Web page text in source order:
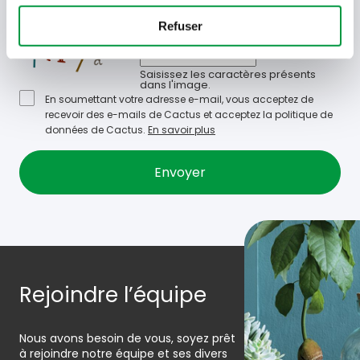
Refuser
Quel code est dans l'image ?
Saisissez les caractères présents
dans l'image.
En soumettant votre adresse e-mail, vous acceptez de
recevoir des e-mails de Cactus et acceptez la politique de
données de Cactus. En savoir plus
Rejoindre l’équipe
Nous avons besoin de vous, soyez prêt
à rejoindre notre équipe et ses divers